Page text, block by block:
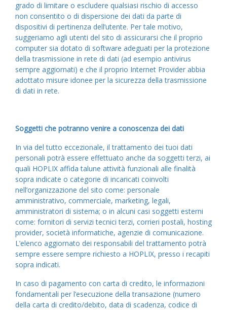
grado di limitare o escludere qualsiasi rischio di accesso
non consentito o di dispersione dei dati da parte di
dispositivi di pertinenza dell’utente. Per tale motivo,
suggeriamo agli utenti del sito di assicurarsi che il proprio
computer sia dotato di software adeguati per la protezione
della trasmissione in rete di dati (ad esempio antivirus
sempre aggiornati) e che il proprio Internet Provider abbia
adottato misure idonee per la sicurezza della trasmissione
di dati in rete.
Soggetti che potranno venire a conoscenza dei dati
In via del tutto eccezionale, il trattamento dei tuoi dati
personali potrà essere effettuato anche da soggetti terzi, ai
quali HOPLIX affida talune attività funzionali alle finalità
sopra indicate o categorie di incaricati coinvolti
nell’organizzazione del sito come: personale
amministrativo, commerciale, marketing, legali,
amministratori di sistema; o in alcuni casi soggetti esterni
come: fornitori di servizi tecnici terzi, corrieri postali, hosting
provider, società informatiche, agenzie di comunicazione.
L’elenco aggiornato dei responsabili del trattamento potrà
sempre essere sempre richiesto a HOPLIX, presso i recapiti
sopra indicati.
In caso di pagamento con carta di credito, le informazioni
fondamentali per l’esecuzione della transazione (numero
della carta di credito/debito, data di scadenza, codice di